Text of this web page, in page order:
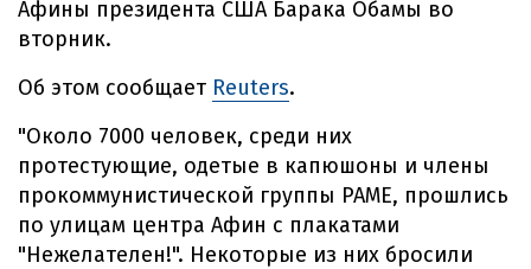
Афины президента США Барака Обамы во
вторник.
Об этом сообщает Reuters.
"Около 7000 человек, среди них
протестующие, одетые в капюшоны и члены
прокоммунистической группы PAME, прошлись
по улицам центра Афин с плакатами
"Нежелателен!". Некоторые из них бросили